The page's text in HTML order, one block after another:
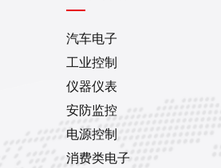
汽车电子
工业控制
仪器仪表
安防监控
电源控制
消费类电子